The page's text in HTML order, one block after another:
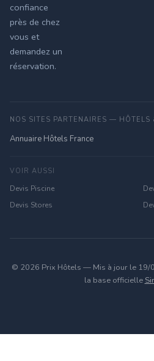
confiance
près de chez
vous et
demandez un
réservation.
NOS SITES PARTENAIRES — HÔTELS
Annuaire Hôtels France
VOIR AUSSI
Devis Piscine
Devis Stores
© 2026 Prix Hôtels — Mis à jour le
la base officielle